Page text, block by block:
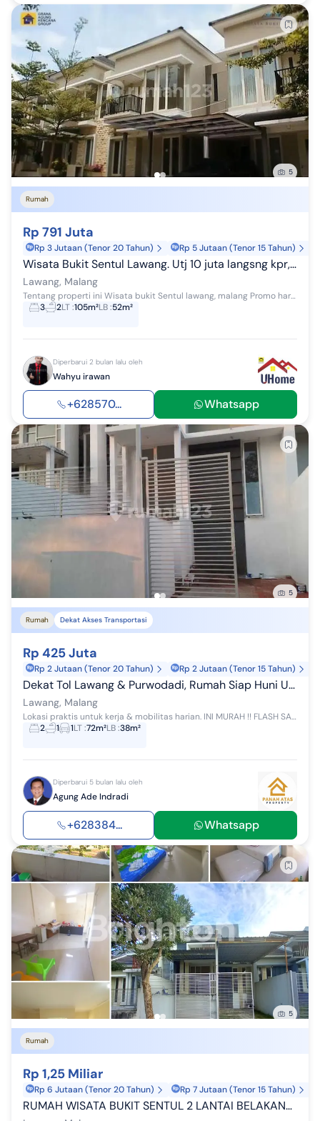
5
Rumah
Rp 791 Juta
Rp 3 Jutaan (Tenor 20 Tahun) Rp 5 Jutaan (Tenor 15 Tahun)
Wisata Bukit Sentul Lawang. Utj 10 juta langsng kpr,free biaya2 l
Lawang, Malang
Tentang properti ini Wisata bukit Sentul lawang, malang Promo hari raya idul fitri beli rumah dp 0%, dan dapatkan THR hingga ratusan juta loh.. M...
3
2LT:105m²LB:52m²
Diperbarui 2 bulan lalu oleh
Wahyu irawan
+628570... Whatsapp
5
Rumah Dekat Akses Transportasi
Rp 425 Juta
Rp 2 Jutaan (Tenor 20 Tahun) Rp 2 Jutaan (Tenor 15 Tahun)
Dekat Tol Lawang & Purwodadi, Rumah Siap Huni Udara Sejuk Wisata Bukit Sentul - Lawang, Malang
Lawang, Malang
Lokasi praktis untuk kerja & mobilitas harian. INI MURAH !! FLASH SALE NEGO Lokasi Strategis Dekat dengan pintu Tol Lawang dan Purwodadi. Pemandan...
2
1 1LT:72m²LB:38m²
Diperbarui 5 bulan lalu oleh
Agung Ade Indradi
+628384... Whatsapp
5
Rumah
Rp 1,25 Miliar
Rp 6 Jutaan (Tenor 20 Tahun) Rp 7 Jutaan (Tenor 15 Tahun)
RUMAH WISATA BUKIT SENTUL 2 LANTAI BELAKANG VIEW TAMAN BUKIT SENTUL